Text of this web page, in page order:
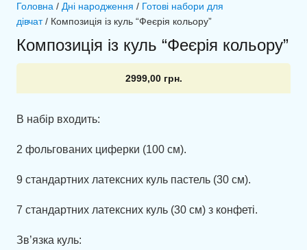
Головна / Дні народження / Готові набори для
дівчат/ Композиція із куль “Феєрія кольору”
Композиція із куль “Феєрія кольору”
2999,00 грн.
В набір входить:
2 фольгованих циферки (100 см).
9 стандартних латексних куль пастель (30 см).
7 стандартних латексних куль (30 см) з конфеті.
Зв’язка куль: